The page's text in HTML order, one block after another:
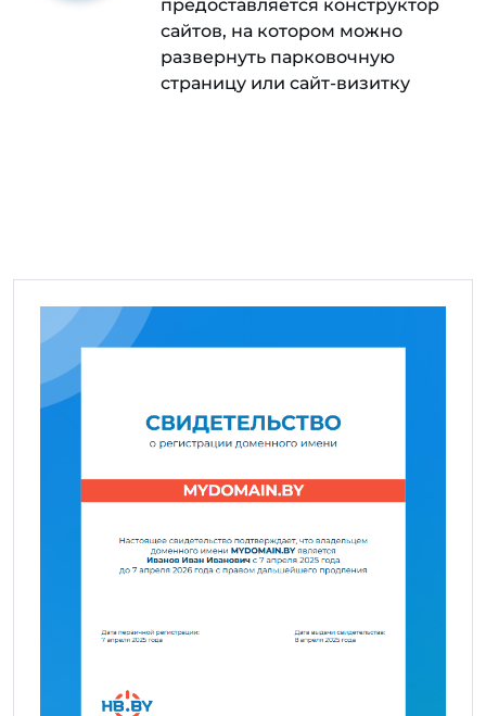
предоставляется конструктор
сайтов, на котором можно
развернуть парковочную
страницу или сайт-визитку